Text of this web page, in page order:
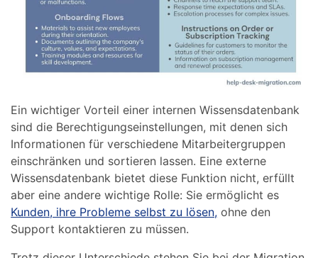
Ein wichtiger Vorteil einer internen Wissensdatenbank
sind die Berechtigungseinstellungen, mit denen sich
Informationen für verschiedene Mitarbeitergruppen
einschränken und sortieren lassen. Eine externe
Wissensdatenbank bietet diese Funktion nicht, erfüllt
aber eine andere wichtige Rolle: Sie ermöglicht es
Kunden, ihre Probleme selbst zu lösen, ohne den
Support kontaktieren zu müssen.